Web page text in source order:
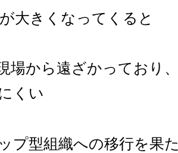
大きくなってくると
場から遠ざかっており
くい
プ型組織への移行を果